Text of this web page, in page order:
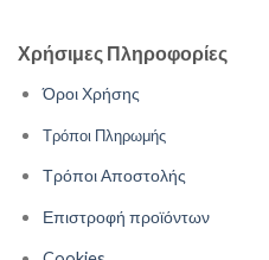
Χρήσιμες Πληροφορίες
Όροι Χρήσης
Τρόποι Πληρωμής
Τρόποι Αποστολής
Επιστροφή προϊόντων